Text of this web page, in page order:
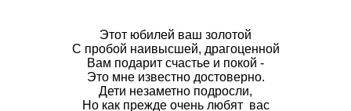
Этот юбилей ваш золотой
С пробой наивысшей, драгоценной
Вам подарит счастье и покой -
Это мне известно достоверно.
Дети незаметно подросли,
Но как прежде очень любят вас